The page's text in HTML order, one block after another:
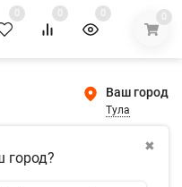
0 0 0 0
Ваш город
Тула
✖
город?и получи
при покупке в